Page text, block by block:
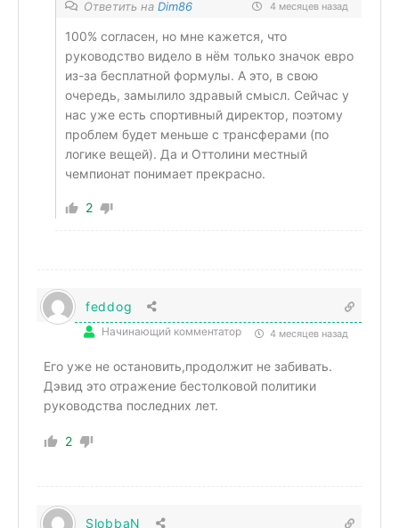
Ответить на Dim86 4 месяцев назад
100% согласен, но мне кажется, что
руководство видело в нём только значок евро
из-за бесплатной формулы. А это, в свою
очередь, замылило здравый смысл. Сейчас у
нас уже есть спортивный директор, поэтому
проблем будет меньше с трансферами (по
логике вещей). Да и Оттолини местный
чемпионат понимает прекрасно.
2
feddog
Начинающий комментатор 4 месяцев назад
Его уже не остановить,продолжит не забивать.
Дэвид это отражение бестолковой политики
руководства последних лет.
2
SlobbaN